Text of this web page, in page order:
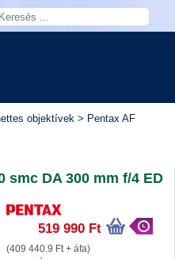
objektívek > Pentax AF
smc DA 300 mm f/4 ED
519 990 Ft
(409 440.9 Ft + áfa)